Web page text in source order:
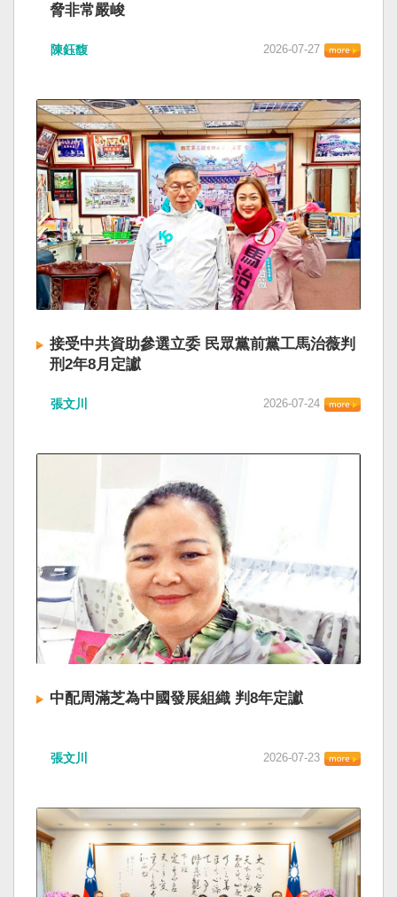
脅非常嚴峻
陳鈺馥 2026-07-27
接受中共資助參選立委 民眾黨前黨工馬治薇判
刑2年8月定讞
張文川 2026-07-24
中配周滿芝為中國發展組織 判8年定讞
張文川 2026-07-23